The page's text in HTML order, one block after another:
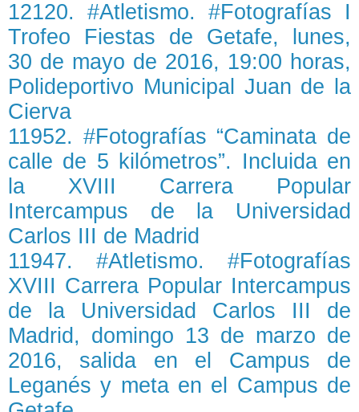
12120. #Atletismo. #Fotografías I
Trofeo Fiestas de Getafe, lunes,
30 de mayo de 2016, 19:00 horas,
Polideportivo Municipal Juan de la
Cierva
11952. #Fotografías “Caminata de
calle de 5 kilómetros”. Incluida en
la XVIII Carrera Popular
Intercampus de la Universidad
Carlos III de Madrid
11947. #Atletismo. #Fotografías
XVIII Carrera Popular Intercampus
de la Universidad Carlos III de
Madrid, domingo 13 de marzo de
2016, salida en el Campus de
Leganés y meta en el Campus de